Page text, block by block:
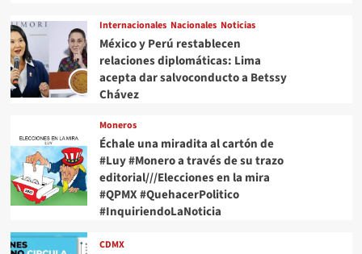
Internacionales Nacionales Noticias
México y Perú restablecen
relaciones diplomáticas: Lima
acepta dar salvoconducto a Betssy
Chávez
Moneros
Échale una miradita al cartón de
#Luy #Monero a través de su trazo
editorial///Elecciones en la mira
#QPMX #QuehacerPolitico
#InquiriendoLaNoticia
CDMX